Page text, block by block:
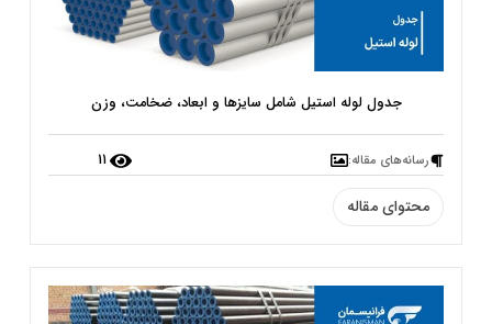
جدول لوله استیل شامل سایزها و ابعاد، ضخامت، وزن
رسانه‌‌های مقاله: 11
محتوای مقاله